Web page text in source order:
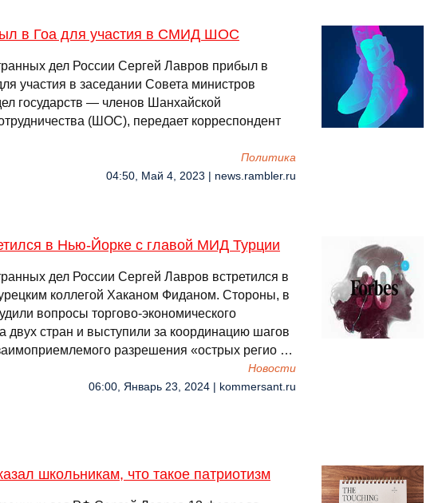
в Гоа для участия в СМИД ШОС
дел России Сергей Лавров прибыл в
участия в заседании Совета министров
государств — членов Шанхайской
(ШОС), передает корреспондент
Политика
04:50, Май 4, 2023 | news.rambler.ru
в Нью-Йорке с главой МИД Турции
дел России Сергей Лавров встретился в
коллегой Хаканом Фиданом. Стороны, в
вопросы торгово-экономического
двух стран и выступили за координацию шагов
разрешения «острых регио …
Новости
06:00, Январь 23, 2024 | kommersant.ru
школьникам, что такое патриотизм